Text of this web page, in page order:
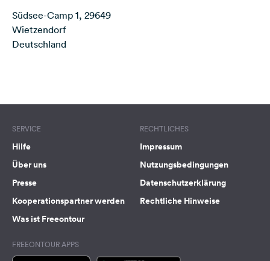
Facebook
Südsee-Camp 1, 29649
Wietzendorf
Deutschland
SERVICE
Hilfe
Über uns
Presse
Kooperationspartner werden
Was ist Freeontour
RECHTLICHES
Impressum
Nutzungsbedingungen
Datenschutzerklärung
Rechtliche Hinweise
FREEONTOUR APPS